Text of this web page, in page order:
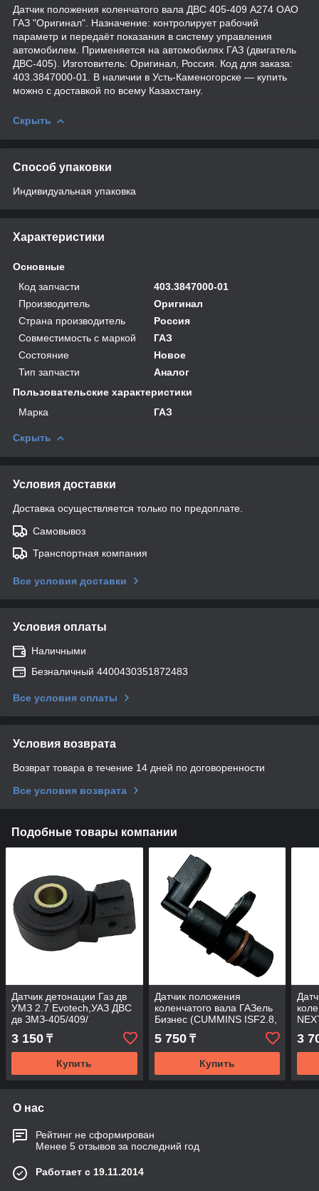
Датчик положения коленчатого вала ДВС 405-409 А274 ОАО
ГАЗ "Оригинал". Назначение: контролирует рабочий
параметр и передаёт показания в систему управления
автомобилем. Применяется на автомобилях ГАЗ (двигатель
ДВС-405). Изготовитель: Оригинал, Россия. Код для заказа:
403.3847000-01. В наличии в Усть-Каменогорске — купить
можно с доставкой по всему Казахстану.
Скрыть
Способ упаковки
Индивидуальная упаковка
Характеристики
Основные
Код запчасти
403.3847000-01
Производитель
Оригинал
Страна производитель
Россия
Совместимость с маркой
ГАЗ
Состояние
Новое
Тип запчасти
Аналог
Пользовательские характеристики
Марка
ГАЗ
Скрыть
Условия доставки
Доставка осуществляется только по предоплате.
Самовывоз
Транспортная компания
Все условия доставки
Условия оплаты
Наличными
Безналичный 4400430351872483
Все условия оплаты
Условия возврата
Возврат товара в течение 14 дней по договоренности
Все условия возврата
Подобные товары компании
Датчик детонации Газ дв
УМЗ 2.7 Evotech,УАЗ ДВС
дв ЗМЗ-405/409/
3 150 ₸
Купить
Датчик положения
коленчатого вала ГАЗель
Бизнес (CUMMINS ISF2.8,
3.8; Евро-4) Cartronic
5 750₸
Купить
3
О нас
Рейтинг не сформирован
Менее 5 отзывов за последний год
Работает с 19.11.2014